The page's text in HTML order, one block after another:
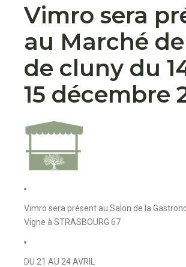
Vimro sera
au Marché
de cluny du
15 décembre
Vimro sera présent au Salon de la
Vigne à STRASBOURG 67
DU 21 AU 24 AVRIL